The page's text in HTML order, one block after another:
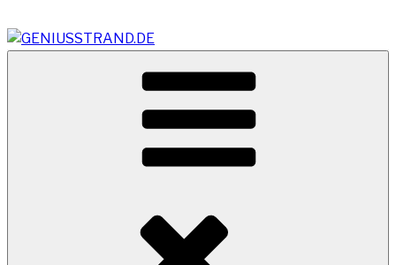
Inhalt
springen
GENIUSSTRAND.DE
Vom Geniusstrand zum JadeWeserPort/Container
Terminal Wilhelmshaven